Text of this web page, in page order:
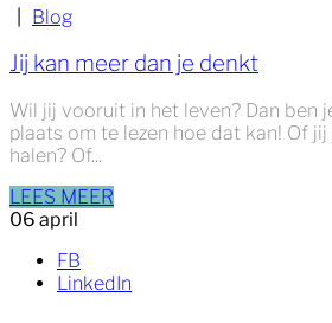
Blog
Jij kan meer dan je denkt
Wil jij vooruit in het leven? Dan ben
plaats om te lezen hoe dat kan! Of
halen? Of...
LEES MEER
06 april
FB
LinkedIn